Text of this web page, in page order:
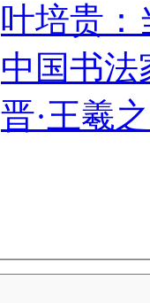
叶培贵：
中国书法
晋·王羲